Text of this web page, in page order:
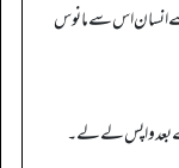
انسان اس سے مانوس
بعد واپس لے لے۔